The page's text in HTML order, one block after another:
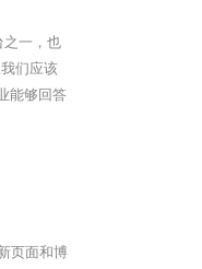
一，也
们应该
能够回答
页面和博